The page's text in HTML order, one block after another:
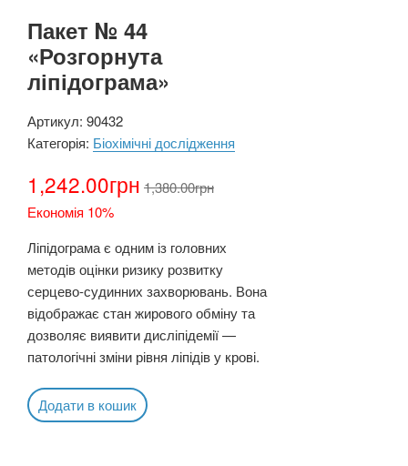
Пакет № 44
«Розгорнута
ліпідограма»
Артикул: 90432
Категорія: Біохімічні дослідження
1,242.00грн 1,380.00грн
Економія 10%
Ліпідограма є одним із головних
методів оцінки ризику розвитку
серцево-судинних захворювань. Вона
відображає стан жирового обміну та
дозволяє виявити дисліпідемії —
патологічні зміни рівня ліпідів у крові.
Додати в кошик